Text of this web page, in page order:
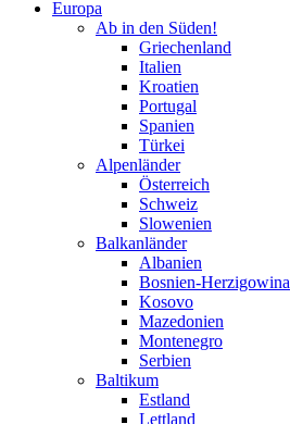
Europa
Ab in den Süden!
Griechenland
Italien
Kroatien
Portugal
Spanien
Türkei
Alpenländer
Österreich
Schweiz
Slowenien
Balkanländer
Albanien
Bosnien-Herzigowina
Kosovo
Mazedonien
Montenegro
Serbien
Baltikum
Estland
Lettland